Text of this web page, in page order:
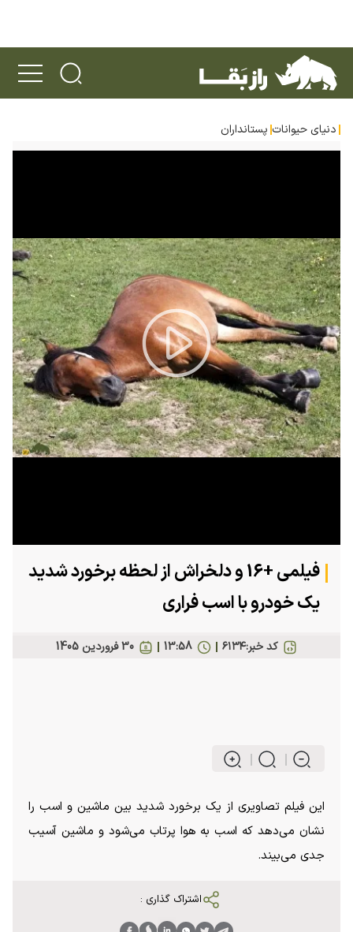
دنیای حیوانات پستانداران
Play
Video
فیلمی +16 و دلخراش از لحظه برخورد شدید
یک خودرو با اسب فراری
کد خبر:۶۱۳۴ 30 فروردين 1405 13:58
این فیلم تصاویری از یک برخورد شدید بین ماشین و اسب را
نشان می‌دهد که اسب به هوا پرتاب می‌شود و ماشین آسیب
جدی می‌بیند.
اشتراک گذاری :